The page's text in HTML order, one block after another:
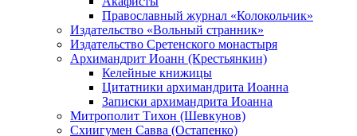
Православный журнал «Колокольчик»
Издательство «Вольный странник»
Издательство Сретенского монастыря
Архимандрит Иоанн (Крестьянкин)
Келейные книжицы
Цитатники архимандрита Иоанна
Записки архимандрита Иоанна
Митрополит Тихон (Шевкунов)
Схиигумен Савва (Остапенко)